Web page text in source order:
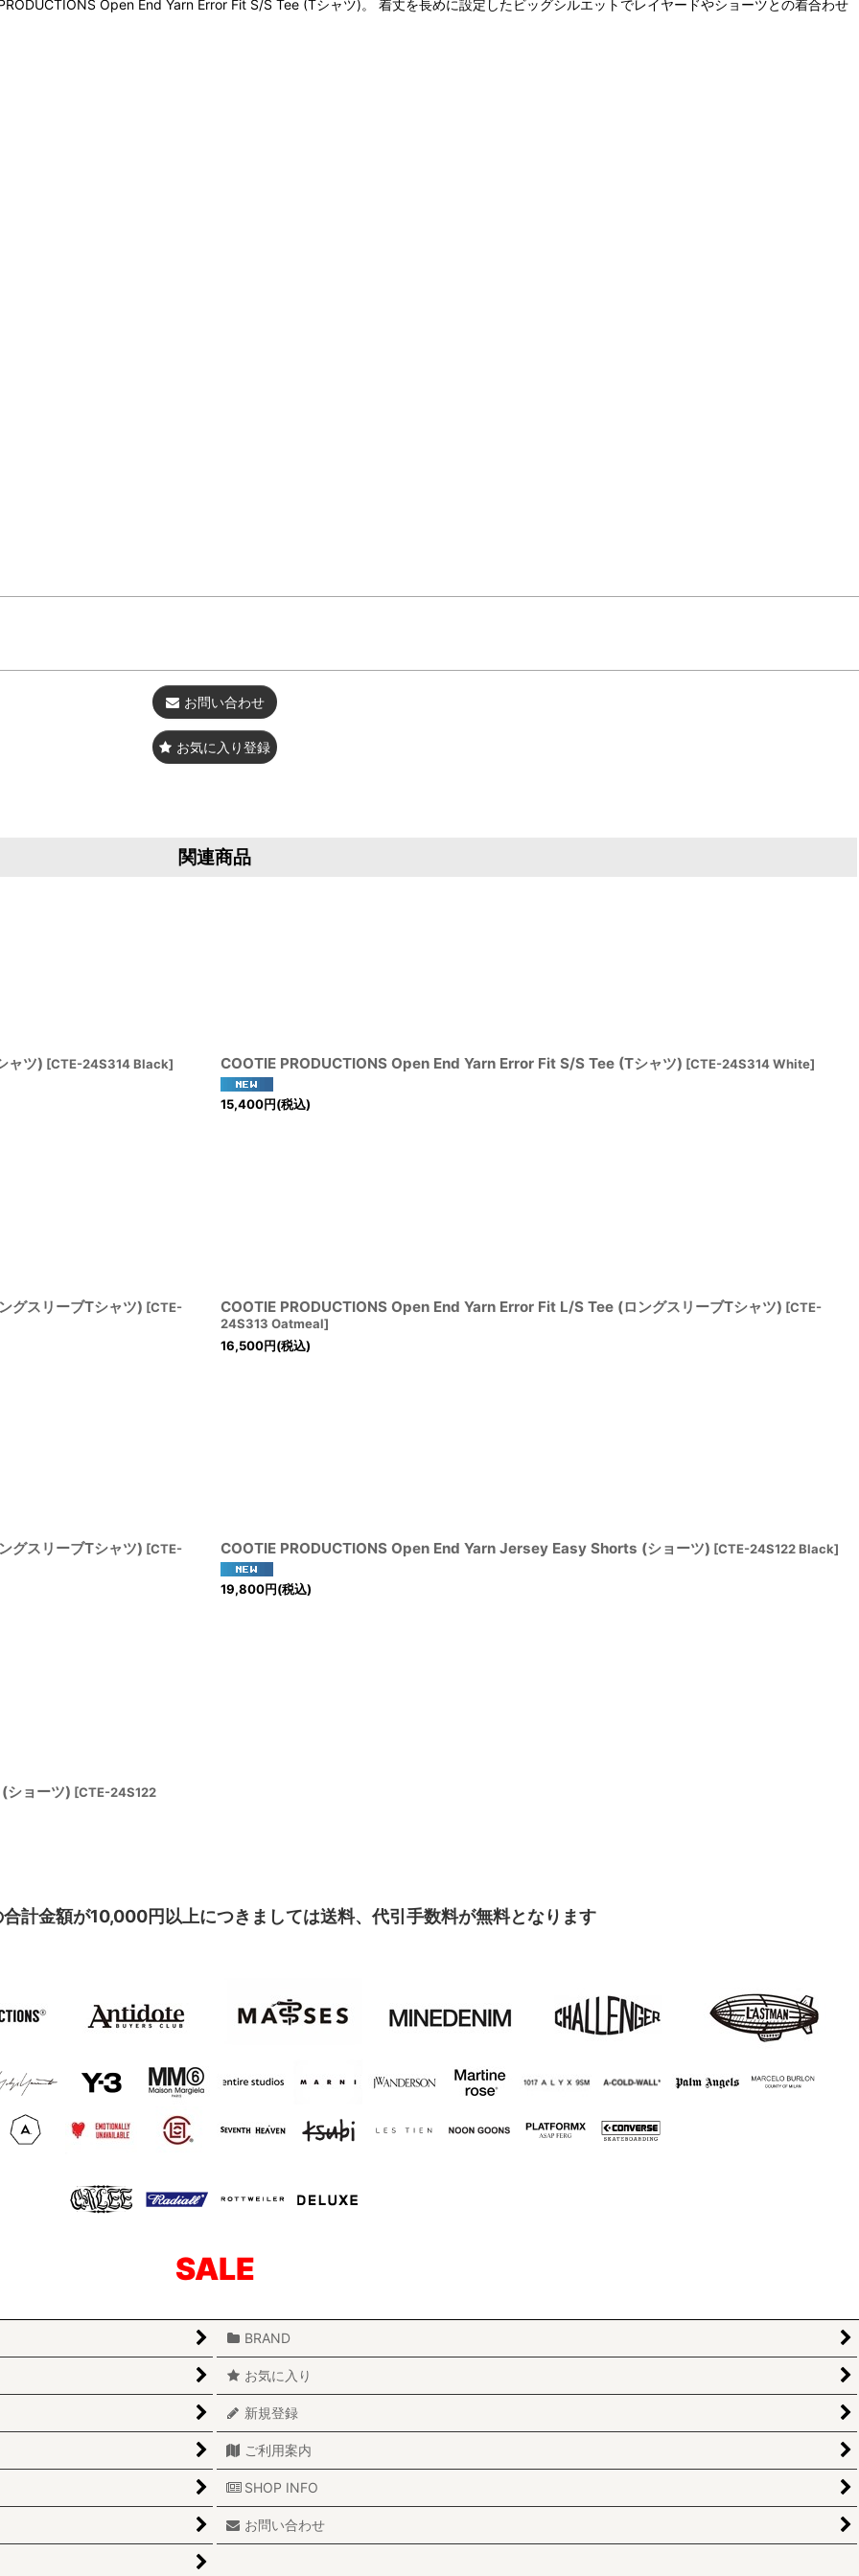
Open End Yarn Error Fit S/S Tee (Tシャツ)。 着丈を長めに設定したビッグシルエットでレイヤードやショーツとの着合わせ
お問い合わせ
お気に入り登録
関連商品
ャツ) [CTE-24S314 Black] COOTIE PRODUCTIONS Open End Yarn Error Fit S/S Tee (Tシャツ) [CTE-24S314 White]
15,400円(税込)
グスリーブTシャツ) [CTE- COOTIE PRODUCTIONS Open End Yarn Error Fit L/S Tee (ロングスリーブTシャツ) [CTE-
24S313 Oatmeal]
16,500円(税込)
グスリーブTシャツ) [CTE- COOTIE PRODUCTIONS Open End Yarn Jersey Easy Shorts (ショーツ) [CTE-24S122 Black]
19,800円(税込)
ショーツ) [CTE-24S122
計金額が10,000円以上につきましては送料、代引手数料が無料となります
SALE
BRAND
お気に入り
新規登録
ご利用案内
SHOP INFO
お問い合わせ